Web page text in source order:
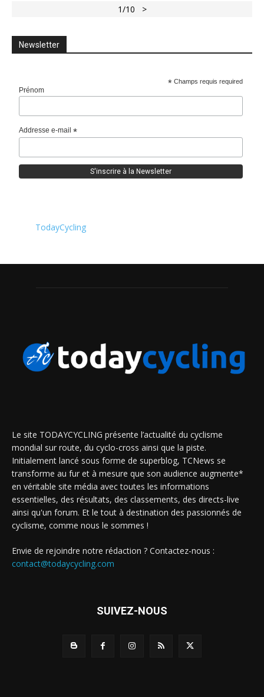
1/10 >
Newsletter
* Champs requis required
Prénom
Addresse e-mail*
TodayCycling
Le site TODAYCYCLING présente l’actualité du cyclisme
mondial sur route, du cyclo-cross ainsi que la piste.
Initialement lancé sous forme de superblog, TCNews se
transforme au fur et à mesure que son audience augmente*
en véritable site média avec toutes les informations
essentielles, des résultats, des classements, des directs-live
ainsi qu'un forum. Et le tout à destination des passionnés de
cyclisme, comme nous le sommes !
Envie de rejoindre notre rédaction ? Contactez-nous :
contact@todaycycling.com
SUIVEZ-NOUS